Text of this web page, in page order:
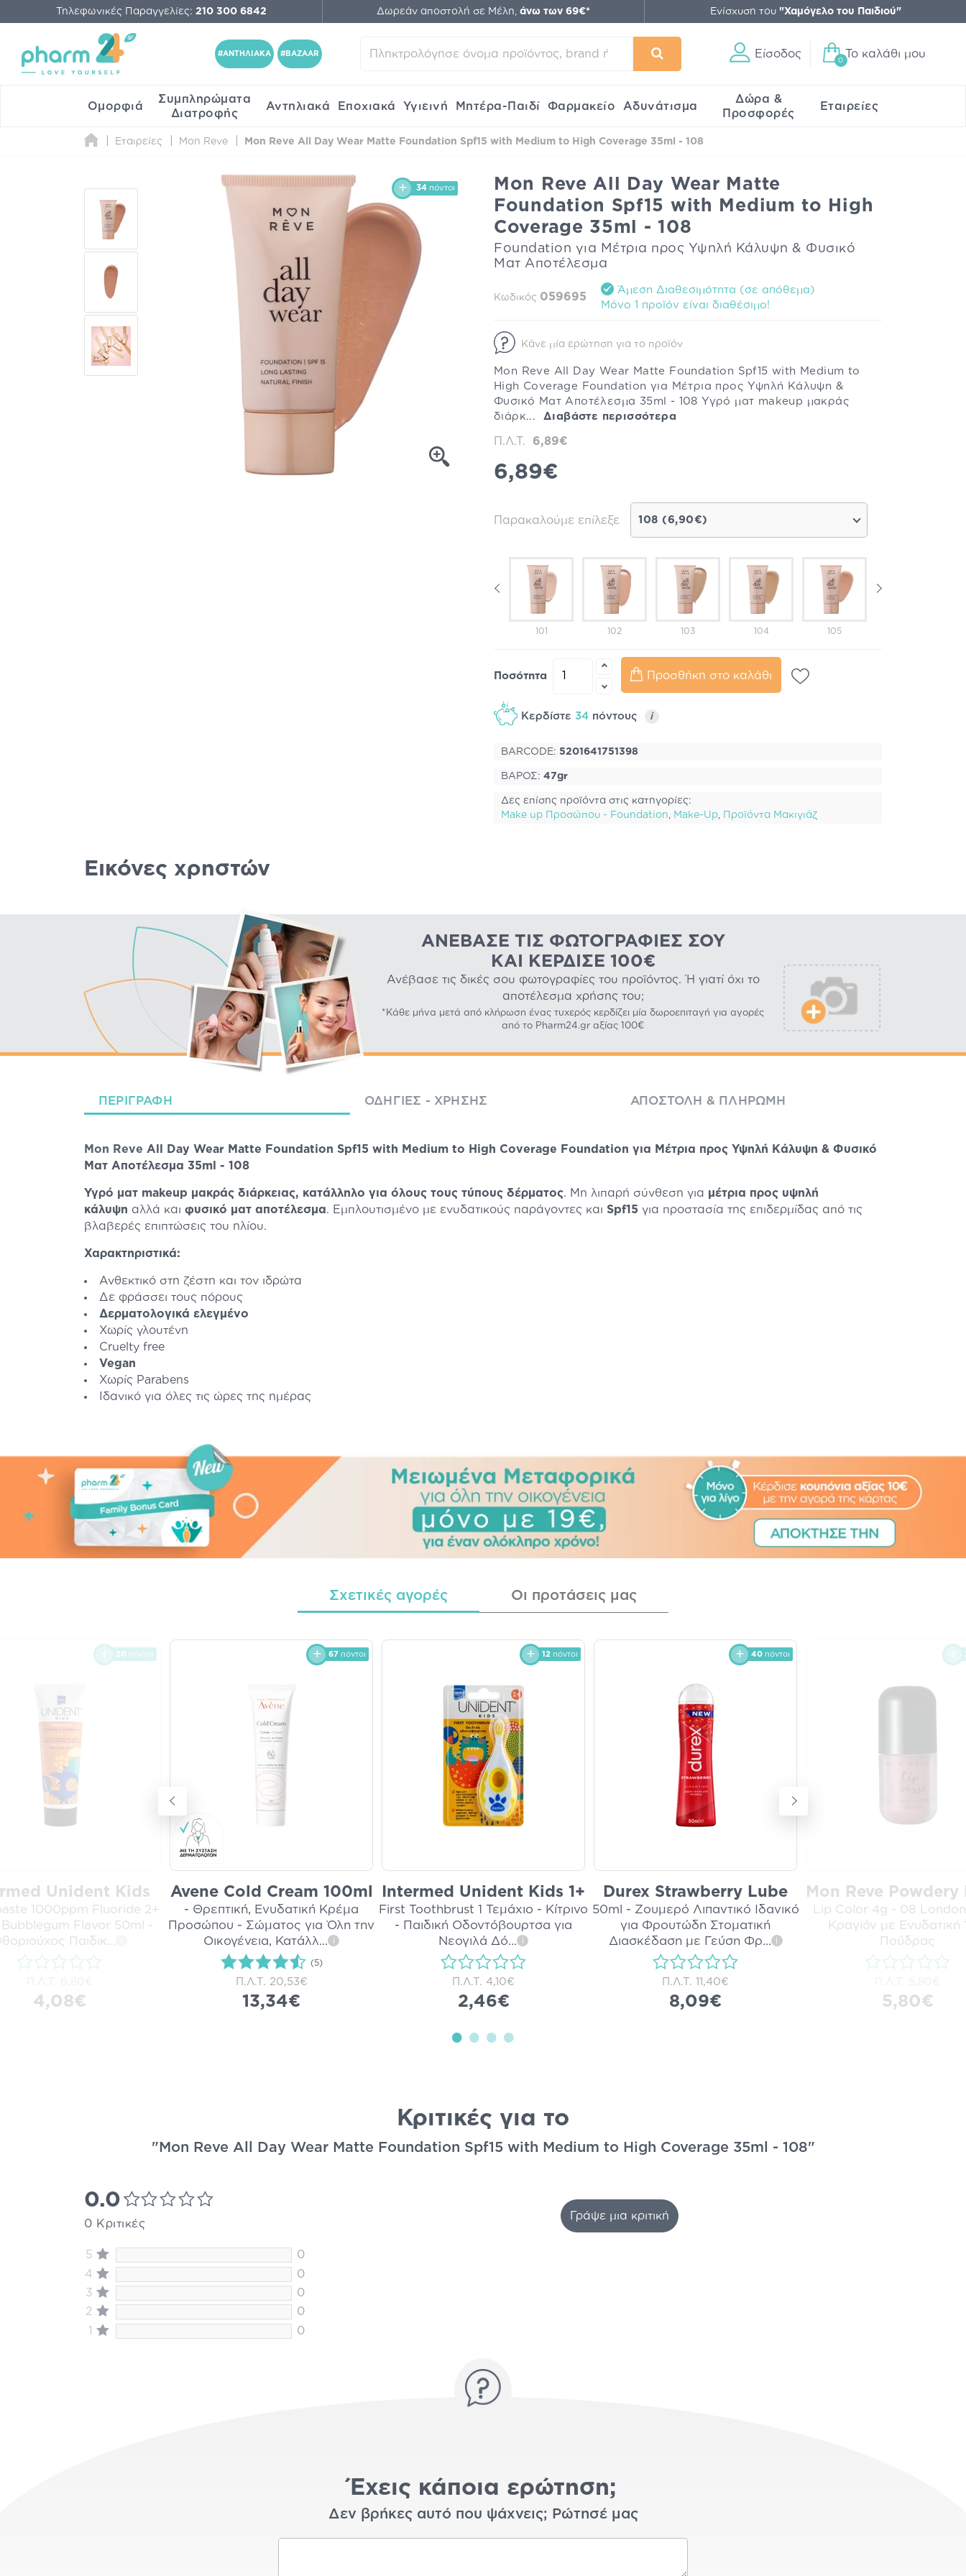
Τηλεφωνικές Παραγγελίες: 210 300 6842 Δωρεάν αποστολή σε Μέλη, άνω των 69€* Ενίσχυση του "Χαμόγελο του Παιδιού"
#ΑΝΤΗΛΙΑΚΑ #BAZAAR Είσοδος
0
Το καλάθι μου
Ομορφιά
Συμπληρώματα
Διατροφής
Αντηλιακά Εποχιακά Υγιεινή Μητέρα-Παιδί Φαρμακείο Αδυνάτισμα
Δώρα &
Προσφορές
Εταιρείες
Εταιρείες Mon Reve Mon Reve All Day Wear Matte Foundation Spf15 with Medium to High Coverage 35ml - 108
34 πόντοι
Mon Reve All Day Wear Matte
Foundation Spf15 with Medium to High
Coverage 35ml - 108
Foundation για Μέτρια προς Υψηλή Κάλυψη & Φυσικό
Ματ Αποτέλεσμα
Κωδικός 059695
Άμεση Διαθεσιμότητα (σε απόθεμα)
Mόνο 1 προϊόν είναι διαθέσιμo!
Κάνε μία ερώτηση για το προϊόν
Mon Reve All Day Wear Matte Foundation Spf15 with Medium to
High Coverage Foundation για Μέτρια προς Υψηλή Κάλυψη &
Φυσικό Ματ Αποτέλεσμα 35ml - 108 Υγρό ματ makeup μακράς
διάρκ...Διαβάστε περισσότερα
Π.Λ.Τ. 6,89€
6,89€
Παρακαλούμε επίλεξε 108 (6,90€)
101 102 103 104 105
Ποσότητα Προσθήκη στο καλάθι
Κερδίστε 34 πόντους i
BARCODE: 5201641751398
ΒΑΡΟΣ: 47gr
Δες επίσης προϊόντα στις κατηγορίες:
Μake up Προσώπου - Foundation
Make-Up Προϊόντα Μακιγιάζ
Εικόνες χρηστών
ΑΝΈΒΑΣΕ ΤΙΣ ΦΩΤΟΓΡΑΦΊΕΣ ΣΟΥ
ΚΑΙ ΚΈΡΔΙΣΕ 100€
Ανέβασε τις δικές σου φωτογραφίες του προϊόντος. Ή γιατί όχι το
αποτέλεσμα χρήσης του;
*Κάθε μήνα μετά από κλήρωση ένας τυχερός κερδίζει μία δωροεπιταγή για αγορές
από το Pharm24.gr αξίας 100€
ΠΕΡΙΓΡΑΦΉ ΟΔΗΓΊΕΣ - ΧΡΉΣΗΣ ΑΠΟΣΤΟΛΉ & ΠΛΗΡΩΜΉ
Mon Reve All Day Wear Matte Foundation Spf15 with Medium to High Coverage Foundation για Μέτρια προς Υψηλή Κάλυψη & Φυσικό
Ματ Αποτέλεσμα 35ml - 108
Υγρό ματ makeup μακράς διάρκειας, κατάλληλο για όλους τους τύπους δέρματος. Μη λιπαρή σύνθεση για μέτρια προς υψηλή
κάλυψη αλλά και φυσικό ματ αποτέλεσμα. Εμπλουτισμένο με ενυδατικούς παράγοντες και Spf15 για προστασία της επιδερμίδας από τις
βλαβερές επιπτώσεις του ηλίου.
Χαρακτηριστικά:
Ανθεκτικό στη ζέστη και τον ιδρώτα
Δε φράσσει τους πόρους
Δερματολογικά ελεγμένο
Χωρίς γλουτένη
Cruelty free
Vegan
Χωρίς Parabens
Ιδανικό για όλες τις ώρες της ημέρας
Σχετικές αγορές Οι προτάσεις μας
20 πόντοι
Unident Kids
1000ppm Fluoride 2+
Bubblegum Flavor 50ml -
Παιδικ
4,08€
67 πόντοι
Avene Cold Cream 100ml
- Θρεπτική, Ενυδατική Κρέμα
Προσώπου - Σώματος για Όλη την
Οικογένεια, Κατάλλ... i
(5)
Π.Λ.Τ. 20,53€
13,34€
12 πόντοι
Intermed Unident Kids 1+
First Toothbrust 1 Τεμάχιο - Κίτρινο
- Παιδική Οδοντόβουρτσα για
Νεογιλά Δό... i
Π.Λ.Τ. 4,10€
2,46€
40 πόντοι
Durex Strawberry Lube
50ml - Ζουμερό Λιπαντικό Ιδανικό
για Φρουτώδη Στοματική
Διασκέδαση με Γεύση Φρ... i
Π.Λ.Τ. 11,40€
8,09€
Mon Reve Powdery
Lip Color 4g - 08
Κραγιόν με Ενυδατική
Πούδρας
5,80€
Κριτικές για το
"Mon Reve All Day Wear Matte Foundation Spf15 with Medium to High Coverage 35ml - 108"
0.0
0 Κριτικές
5
0
4
0
3
0
2
0
1
0
Γράψε μια κριτική
Έχεις κάποια ερώτηση;
Δεν βρήκες αυτό που ψάχνεις; Ρώτησέ μας